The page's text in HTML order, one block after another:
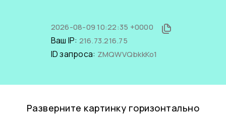
2026-08-09 10:22:35 +0000
Ваш IP: 216.73.216.75
ID запроса: ZMQWVQbkkKo1
Разверните картинку горизонтально